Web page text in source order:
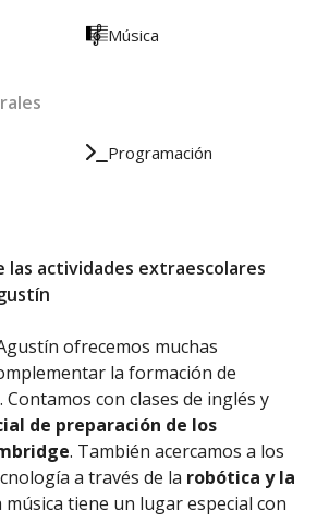
Música
Programación
las actividades extraescolares
ofrecemos muchas
la formación de
con clases de inglés y
de preparación de los
. También acercamos a los
a través de la robótica y la
música tiene un lugar especial con